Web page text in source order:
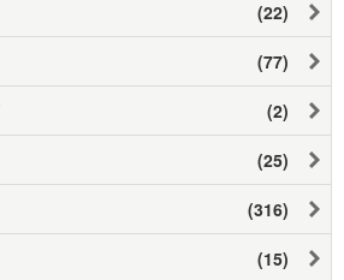
(22)
(77)
(2)
(25)
(316)
(15)